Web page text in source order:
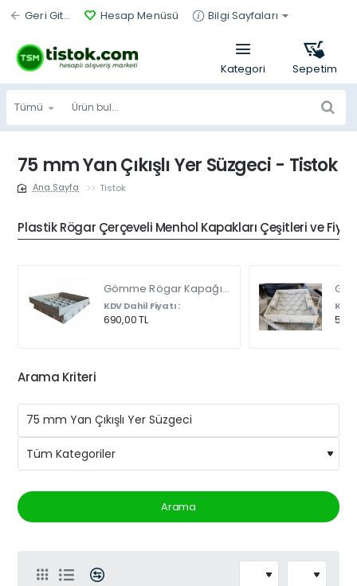
Geri Git... Hesap Menüsü Bilgi Sayfaları
Tümü
Ürün
bul...
75 mm Yan Çıkışlı Yer Süzgeci - Tistok
Tistok
Plastik Rögar Çerçeveli Menhol Kapakları Çeşitleri ve
Gömme Rögar Kapağı - Seramik - Fayans Ve Mermer Zeminlerde - Gizli Çerçeve Kapak Çift Kulplu 45 X 45
KDV Dahil Fiyatı :
690,00 TL
KDV
Arama Kriteri
Arama